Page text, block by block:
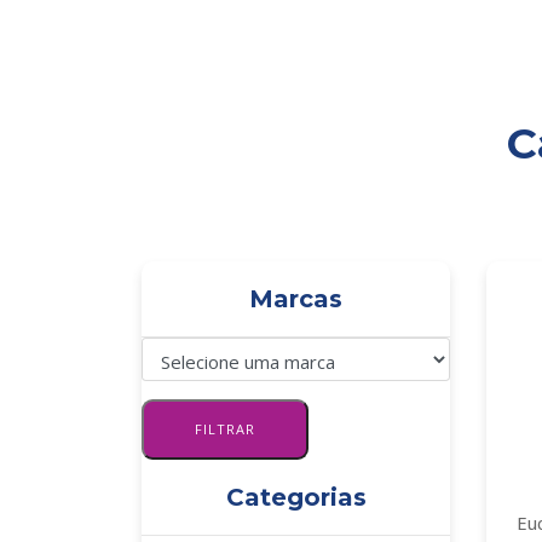
PÁGINA INICIAL
Marcas
Categorias